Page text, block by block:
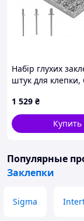
Набір глухих
штук для клепки,
1 529 ₴
Купить
Популярные
Заклепки
Sigma